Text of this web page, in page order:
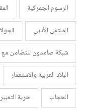
الرسوم الجمركية
الملتقى الأدبي
شبكة صامدون للتضامن مع
البلاد العربية والاستعمار
الحجاب
حرية التعبير